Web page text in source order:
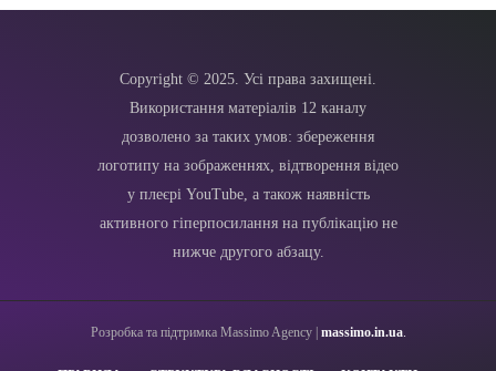
Copyright © 2025. Усі права захищені.
Використання матеріалів 12 каналу
дозволено за таких умов: збереження
логотипу на зображеннях, відтворення відео
у плеєрі YouTube, а також наявність
активного гіперпосилання на публікацію не
нижче другого абзацу.
Розробка та підтримка Massimo Agency | massimo.in.ua.